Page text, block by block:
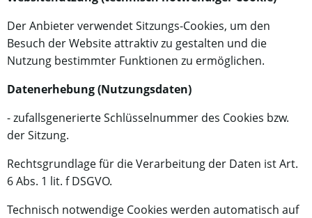
Der Anbieter verwendet Sitzungs-Cookies, um den
Besuch der Website attraktiv zu gestalten und die
Nutzung bestimmter Funktionen zu ermöglichen.
Datenerhebung (Nutzungsdaten)
- zufallsgenerierte Schlüsselnummer des Cookies bzw.
der Sitzung.
Rechtsgrundlage für die Verarbeitung der Daten ist Art.
6 Abs. 1 lit. f DSGVO.
Technisch notwendige Cookies werden automatisch auf